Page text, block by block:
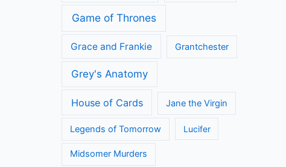
Game of Thrones
Grace and Frankie Grantchester
Grey's Anatomy
House of Cards Jane the Virgin
Legends of Tomorrow Lucifer
Midsomer Murders